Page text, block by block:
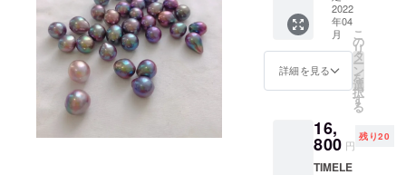
誇る真
珠のお
花 ～ 襟
元にブ
ローチ
とし
て、胸
ンダン
トとし
て お使
い頂け
2022
年04
月
詳細を見る
こ
の
リ
タ
ー
ン
を
選
択
す
る
16,
800 円
残り20
TIMELE